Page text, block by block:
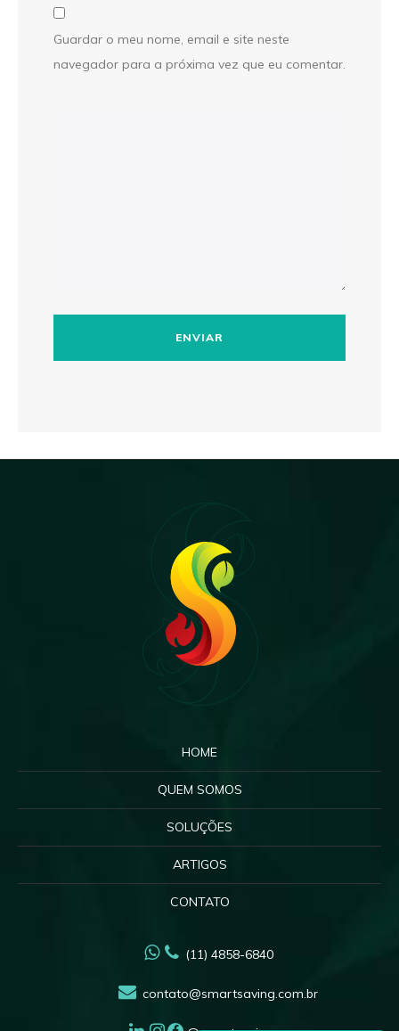
Guardar o meu nome, email e site neste
navegador para a próxima vez que eu comentar.
HOME
QUEM SOMOS
SOLUÇÕES
ARTIGOS
CONTATO
(11) 4858-6840
contato@smartsaving.com.br